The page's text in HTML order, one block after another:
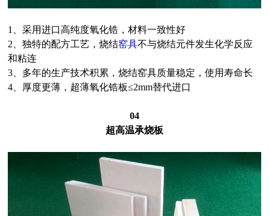
1、采用进口高纯度氧化锆，材料一致性好
2、独特的配方工艺，烧结窑具不与烧结元件发生化学反应
和粘连
3、多年的生产技术积累，烧结窑具质量稳定，使用寿命长
4、厚度更薄，超薄氧化锆板≤2mm替代进口
04
超高温承烧板